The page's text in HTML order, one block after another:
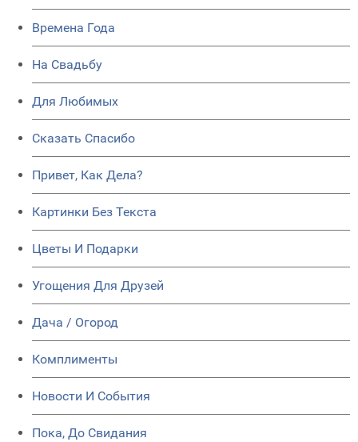
Времена Года
На Свадьбу
Для Любимых
Сказать Спасибо
Привет, Как Дела?
Картинки Без Текста
Цветы И Подарки
Угощения Для Друзей
Дача / Огород
Комплименты
Новости И События
Пока, До Свидания